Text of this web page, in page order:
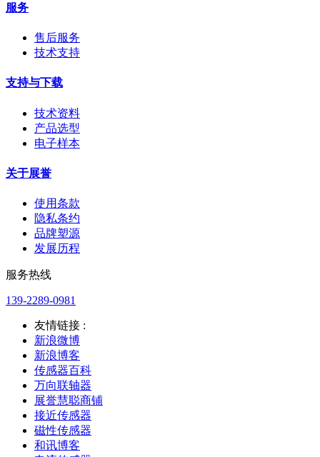
服务
售后服务
技术支持
支持与下载
技术资料
产品选型
电子样本
关于展誉
使用条款
隐私条约
品牌塑源
发展历程
服务热线
139-2289-0981
友情链接 :
新浪微博
新浪博客
传感器百科
万向联轴器
展誉慧聪商铺
接近传感器
磁性传感器
和讯博客